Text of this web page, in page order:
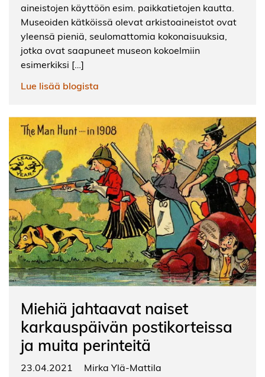
aineistojen käyttöön esim. paikkatietojen kautta.
Museoiden kätköissä olevat arkistoaineistot ovat
yleensä pieniä, seulomattomia kokonaisuuksia,
jotka ovat saapuneet museon kokoelmiin
esimerkiksi […]
Lue lisää blogista
Miehiä jahtaavat naiset
karkauspäivän postikorteissa
ja muita perinteitä
23.04.2021
Mirka Ylä-Mattila